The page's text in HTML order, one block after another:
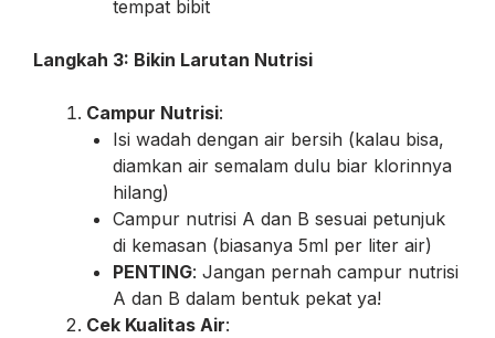
tempat bibit
Langkah 3: Bikin Larutan Nutrisi
Campur Nutrisi:
Isi wadah dengan air bersih (kalau bisa,
diamkan air semalam dulu biar klorinnya
hilang)
Campur nutrisi A dan B sesuai petunjuk
di kemasan (biasanya 5ml per liter air)
PENTING: Jangan pernah campur nutrisi
A dan B dalam bentuk pekat ya!
Cek Kualitas Air: